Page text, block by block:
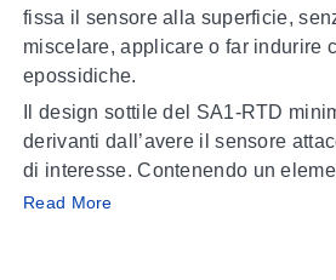
fissa il sensore alla superficie,
miscelare, applicare o far indurire
epossidiche.
Il design sottile del SA1-RTD
derivanti dall’avere il sensore
di interesse. Contenendo un
platino a pellicola sottile, la
Read More